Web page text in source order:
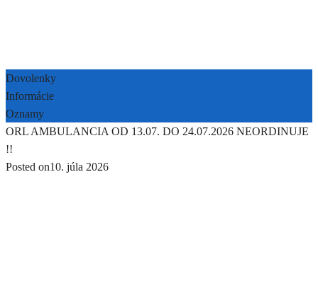
Dovolenky
Informácie
Oznamy
ORL AMBULANCIA OD 13.07. DO 24.07.2026 NEORDINUJE
!!
Posted on10. júla 2026